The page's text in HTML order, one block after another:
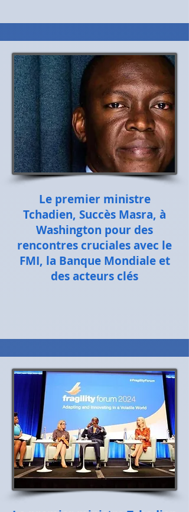
Le premier ministre
Tchadien, Succès Masra, à
Washington pour des
rencontres cruciales avec le
FMI, la Banque Mondiale et
des acteurs clés